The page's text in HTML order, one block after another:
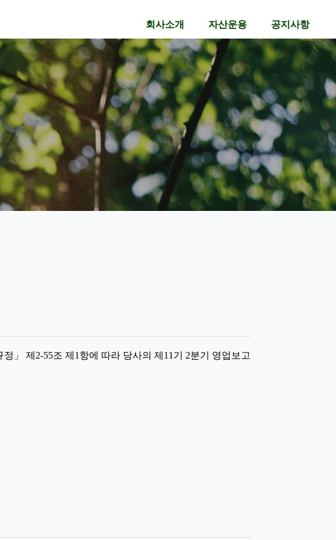
회사소개 자산운용 공지사항
」 제2-55조 제1항에 따라 당사의 제11기 2분기 영업보고